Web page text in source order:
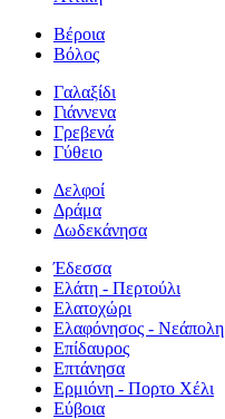
Βέροια
Βόλος
Γαλαξίδι
Γιάννενα
Γρεβενά
Γύθειο
Δελφοί
Δράμα
Δωδεκάνησα
Έδεσσα
Ελάτη - Περτούλι
Ελατοχώρι
Ελαφόνησος - Νεάπολη
Επίδαυρος
Επτάνησα
Ερμιόνη - Πορτο Χέλι
Εύβοια